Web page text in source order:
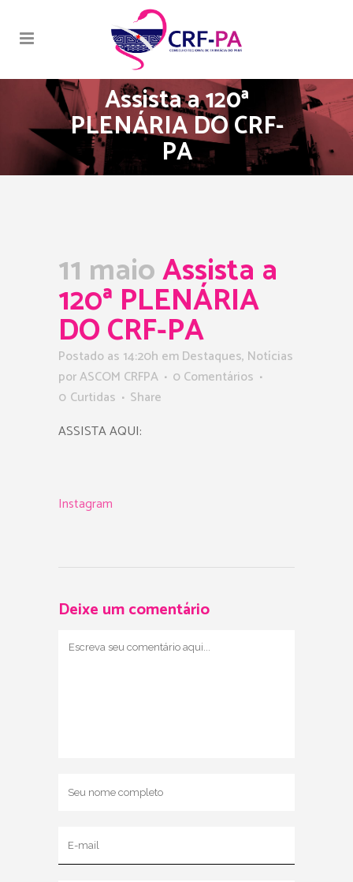
Assista a 120ª
PLENÁRIA DO CRF-
PA
11 maioAssista a
120ª PLENÁRIA
DO CRF-PA
Postado as 14:20h emDestaques, Notícias
porASCOM CRFPA
0 Comentários
0 Curtidas
Share
ASSISTA AQUI:
Instagram
Deixe um comentário